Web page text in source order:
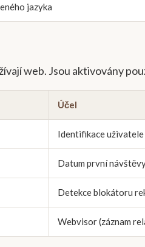
jazyka
web. Jsou aktivovány
Účel
Identifikace uživatele
Datum první
Detekce blokátoru
Webvisor (záznam